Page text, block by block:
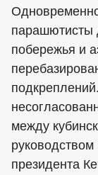
парашютисты
побережья и
между
президента